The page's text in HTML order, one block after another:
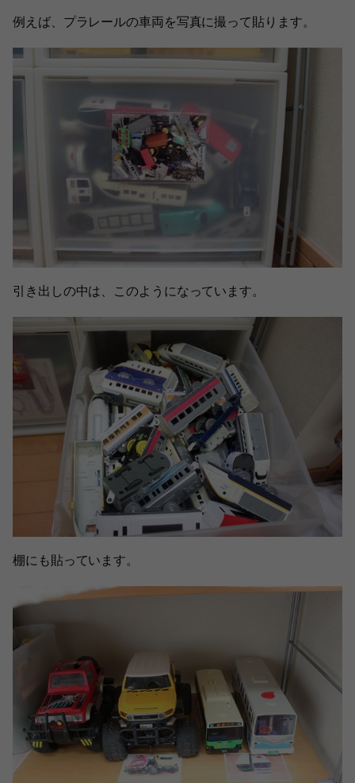
例えば、プラレールの車両を写真に撮って貼ります。
引き出しの中は、このようになっています。
棚にも貼っています。